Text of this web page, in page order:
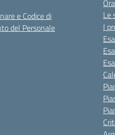
e Codice di
del Personale
Le
I